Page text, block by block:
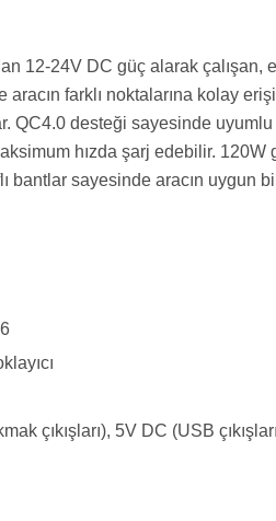
12-24V DC güç alarak
farklı noktalarına kolay
QC4.0 desteği sayesinde
hızda şarj edebilir.
bantlar sayesinde aracın uygun
çıkışları), 5V DC (USB